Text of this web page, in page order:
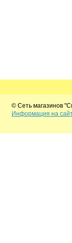
© Сеть магазинов
Информация на